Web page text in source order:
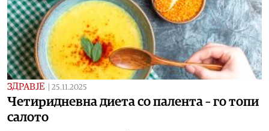
ЗДРАВЈЕ 25.11.2025
Четиридневна диета со палента – го топи
салото